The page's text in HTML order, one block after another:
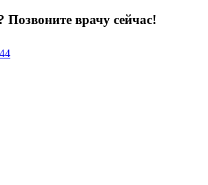
врачу сейчас!